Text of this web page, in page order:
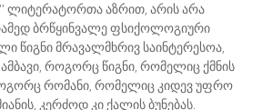
ლიტერატორთა აზრით, არის არა
ბრწყინვალე ფსიქოლოგიური
წიგნი მრავალმხრივ საინტერესოა,
როგორც წიგნი, რომელიც ქმნის
რომანი, რომელიც კიდევ უფრო
კერძოდ კი ქალის ბუნებას.